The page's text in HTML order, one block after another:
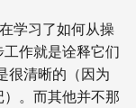
学习了如何从操
作就是诠释它们
很清晰的（因为
。而其他并不那